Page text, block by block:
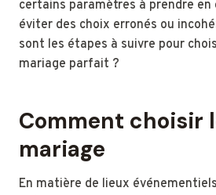
certains paramètres à prendre
éviter des choix erronés ou
sont les étapes à suivre pour
mariage parfait ?
Comment choisir
mariage
En matière de lieux